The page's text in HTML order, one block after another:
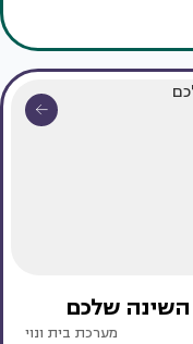
מערכת בית ונוי